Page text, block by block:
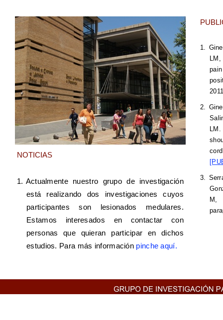
1.
2.
3.
M,
NOTICIAS
1. Actualmente nuestro grupo de investigación
está realizando dos investigaciones cuyos
participantes son lesionados medulares.
Estamos interesados en contactar con
personas que quieran participar en dichos
estudios. Para más información pinche aquí.